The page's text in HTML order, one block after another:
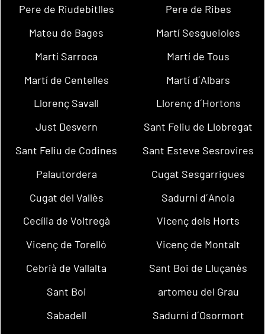
Pere de Riudebitlles
Pere de Ribes
Mateu de Bages
Martí Sesgueioles
Martí Sarroca
Martí de Tous
Martí de Centelles
Martí d´Albars
Llorenç Savall
Llorenç d´Hortons
Just Desvern
Sant Feliu de Llobregat
Sant Feliu de Codines
Sant Esteve Sesrovires
Palautordera
Cugat Sesgarrigues
Cugat del Vallès
Sadurní d´Anoia
Cecília de Voltregà
Vicenç dels Horts
Vicenç de Torelló
Vicenç de Montalt
Cebrià de Vallalta
Sant Boi de Lluçanès
Sant Boi
artomeu del Grau
Sabadell
Sadurní d´Osormort